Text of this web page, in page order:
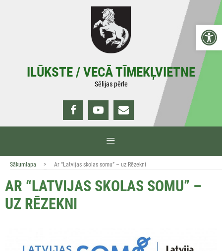
ILŪKSTE / VECĀ TĪMEKĻVIETNE
Sēlijas pērle
Sākumlapa > Ar “Latvijas skolas somu” – uz Rēzekni
AR “LATVIJAS SKOLAS SOMU” –
UZ RĒZEKNI